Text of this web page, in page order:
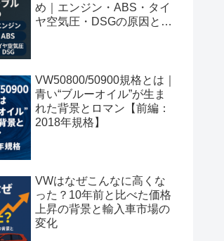
め｜エンジン・ABS・タイ
ヤ空気圧・DSGの原因と対
VW50800/50900規格とは｜
青い“ブルーオイル”が生ま
れた背景とロマン【前編：
2018年規格】
VWはなぜこんなに高くな
った？10年前と比べた価格
上昇の背景と輸入車市場の
変化